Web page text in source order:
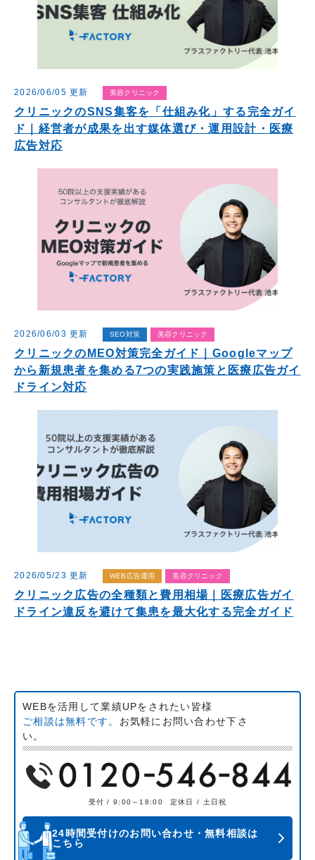
2026/06/05 更新 美容クリニック
クリニックのSNS集客を「仕組み化」する完全ガイ
ド｜経営者が成果を出す媒体選び・運用設計・医療
広告対応
2026/06/03 更新 SEO対策 美容クリニック
クリニックのMEO対策完全ガイド｜Googleマップ
から新規患者を集める7つの実践施策と医療広告ガイ
ドライン対応
2026/05/23 更新 WEB広告運用 美容クリニック
クリニック広告の全種類と費用相場｜医療広告ガイ
ドライン違反を避けて集患を最大化する完全ガイド
WEBを活用して業績UPをされたい皆様
ご相談は無料です。 お気軽にお問い合わせ下さ
い。
受付 / 9:00～18:00 定休日 / 土日祝
24時間受付けのお問い合わせ・無料相談は
こちら